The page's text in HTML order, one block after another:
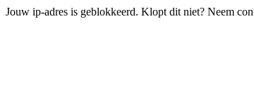
Jouw ip-adres is geblokkeerd. Klopt dit niet? Neem